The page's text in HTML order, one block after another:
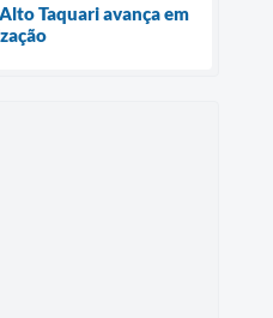
Taquari avança em